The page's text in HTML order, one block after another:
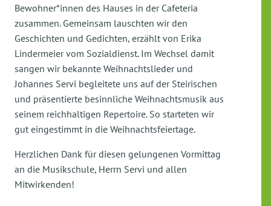
Bewohner*innen des Hauses in der Cafeteria
zusammen. Gemeinsam lauschten wir den
Geschichten und Gedichten, erzählt von Erika
Lindermeier vom Sozialdienst. Im Wechsel damit
sangen wir bekannte Weihnachtslieder und
Johannes Servi begleitete uns auf der Steirischen
und präsentierte besinnliche Weihnachtsmusik aus
seinem reichhaltigen Repertoire. So starteten wir
gut eingestimmt in die Weihnachtsfeiertage.
Herzlichen Dank für diesen gelungenen Vormittag
an die Musikschule, Herrn Servi und allen
Mitwirkenden!